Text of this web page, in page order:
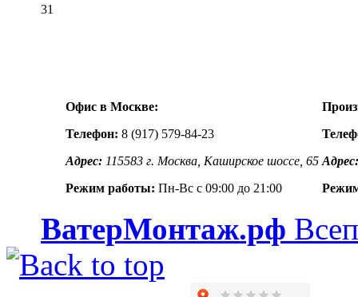
31
Офис в Москве:
Телефон: 8 (917) 579-84-23
Адрес: 115583 г. Москва, Каширское шоссе, 65
Режим работы: Пн-Вс с 09:00 до 21:00
Адрес:
ВатерМонтаж.рф